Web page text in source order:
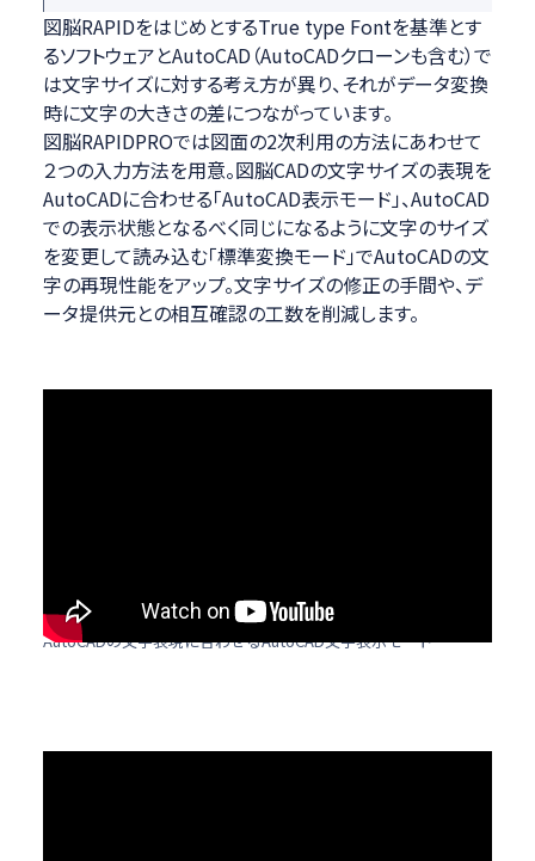
図脳RAPIDをはじめとするTrue type Fontを基準とす
るソフトウェアとAutoCAD（AutoCADクローンも含む）で
は文字サイズに対する考え方が異り、それがデータ変換
時に文字の大きさの差につながっています。
図脳RAPIDPROでは図面の2次利用の方法にあわせて
２つの入力方法を用意。図脳CADの文字サイズの表現を
AutoCADに合わせる「AutoCAD表示モード」、AutoCAD
での表示状態となるべく同じになるように文字のサイズ
を変更して読み込む「標準変換モード」でAutoCADの文
字の再現性能をアップ。文字サイズの修正の手間や、デ
ータ提供元との相互確認の工数を削減します。
AutoCADの文字表現に合わせるAutoCAD文字表示モード